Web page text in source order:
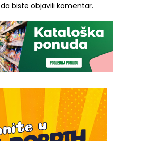
da biste objavili komentar.